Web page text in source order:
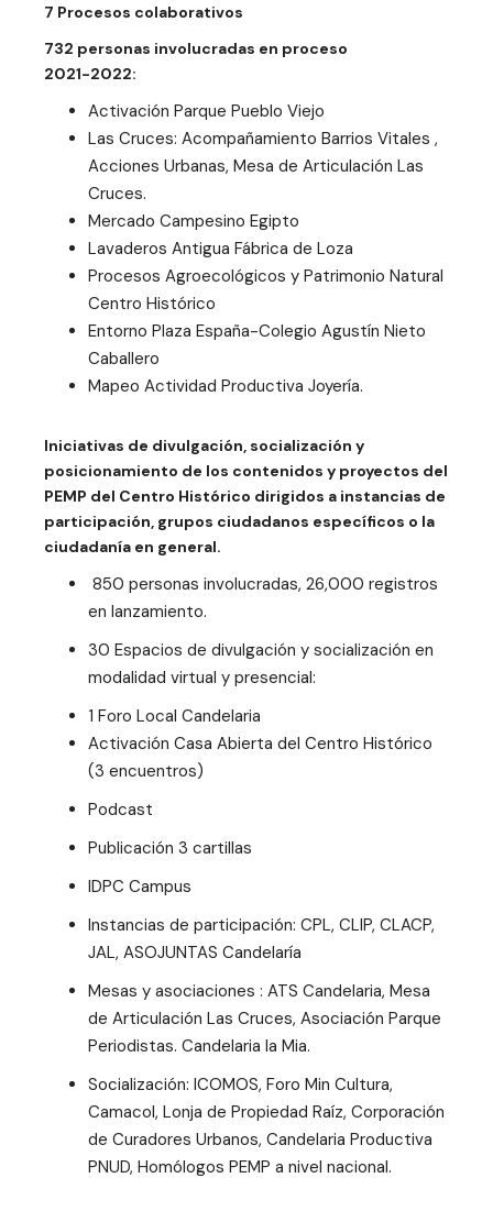
7 Procesos colaborativos
732 personas involucradas en proceso
2021-2022:
Activación Parque Pueblo Viejo
Las Cruces: Acompañamiento Barrios Vitales ,
Acciones Urbanas, Mesa de Articulación Las
Cruces.
Mercado Campesino Egipto
Lavaderos Antigua Fábrica de Loza
Procesos Agroecológicos y Patrimonio Natural
Centro Histórico
Entorno Plaza España-Colegio Agustín Nieto
Caballero
Mapeo Actividad Productiva Joyería.
Iniciativas de divulgación, socialización y
posicionamiento de los contenidos y proyectos del
PEMP del Centro Histórico dirigidos a instancias de
participación, grupos ciudadanos específicos o la
ciudadanía en general.
850 personas involucradas, 26,000 registros
en lanzamiento.
30 Espacios de divulgación y socialización en
modalidad virtual y presencial:
1 Foro Local Candelaria
Activación Casa Abierta del Centro Histórico
(3 encuentros)
Podcast
Publicación 3 cartillas
IDPC Campus
Instancias de participación: CPL, CLIP, CLACP,
JAL, ASOJUNTAS Candelaría
Mesas y asociaciones : ATS Candelaria, Mesa
de Articulación Las Cruces, Asociación Parque
Periodistas. Candelaria la Mia.
Socialización: ICOMOS, Foro Min Cultura,
Camacol, Lonja de Propiedad Raíz, Corporación
de Curadores Urbanos, Candelaria Productiva
PNUD, Homólogos PEMP a nivel nacional.